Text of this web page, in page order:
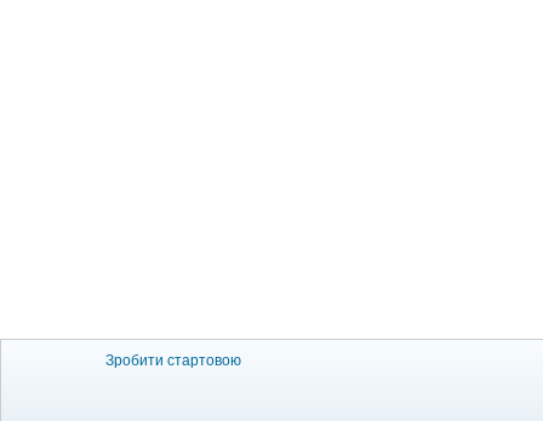
Зробити стартовою